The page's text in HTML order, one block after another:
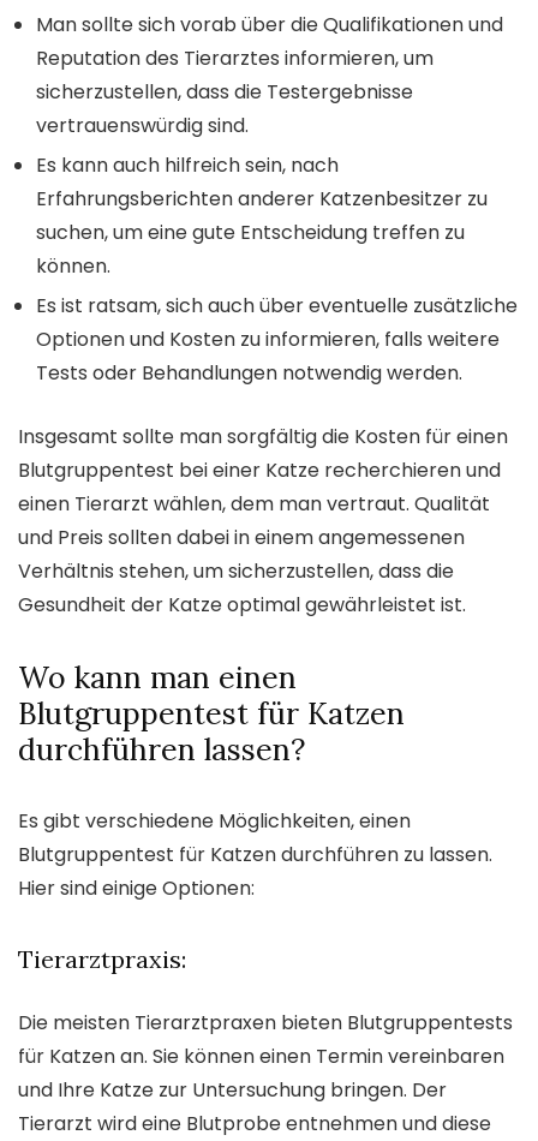
Man sollte sich vorab über die Qualifikationen und
Reputation des Tierarztes informieren, um
sicherzustellen, dass die Testergebnisse
vertrauenswürdig sind.
Es kann auch hilfreich sein, nach
Erfahrungsberichten anderer Katzenbesitzer zu
suchen, um eine gute Entscheidung treffen zu
können.
Es ist ratsam, sich auch über eventuelle zusätzliche
Optionen und Kosten zu informieren, falls weitere
Tests oder Behandlungen notwendig werden.
Insgesamt sollte man sorgfältig die Kosten für einen
Blutgruppentest bei einer Katze recherchieren und
einen Tierarzt wählen, dem man vertraut. Qualität
und Preis sollten dabei in einem angemessenen
Verhältnis stehen, um sicherzustellen, dass die
Gesundheit der Katze optimal gewährleistet ist.
Wo kann man einen
Blutgruppentest für Katzen
durchführen lassen?
Es gibt verschiedene Möglichkeiten, einen
Blutgruppentest für Katzen durchführen zu lassen.
Hier sind einige Optionen:
Tierarztpraxis:
Die meisten Tierarztpraxen bieten Blutgruppentests
für Katzen an. Sie können einen Termin vereinbaren
und Ihre Katze zur Untersuchung bringen. Der
Tierarzt wird eine Blutprobe entnehmen und diese